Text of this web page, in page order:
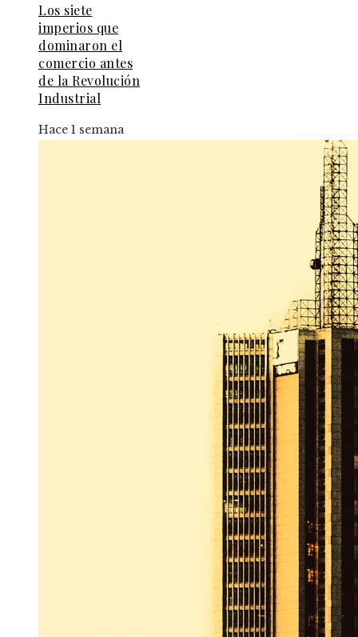
Los siete
imperios que
dominaron el
comercio antes
de la Revolución
Industrial
Hace 1 semana